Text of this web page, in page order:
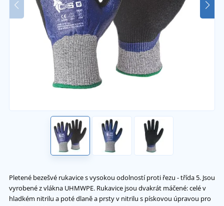
Pletené bezešvé rukavice s vysokou odolností proti řezu - třída 5. Jsou
vyrobené z vlákna UHMWPE. Rukavice jsou dvakrát máčené: celé v
hladkém nitrilu a poté dlaně a prsty v nitrilu s pískovou úpravou pro